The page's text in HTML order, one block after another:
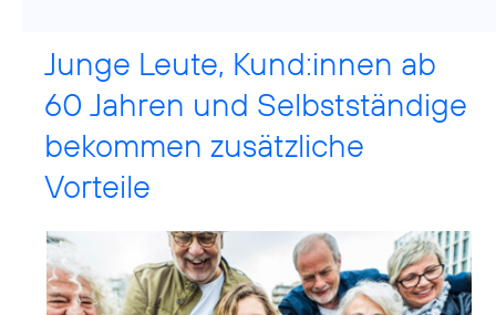
Junge Leute, Kund:innen ab
60 Jahren und Selbstständige
bekommen zusätzliche
Vorteile